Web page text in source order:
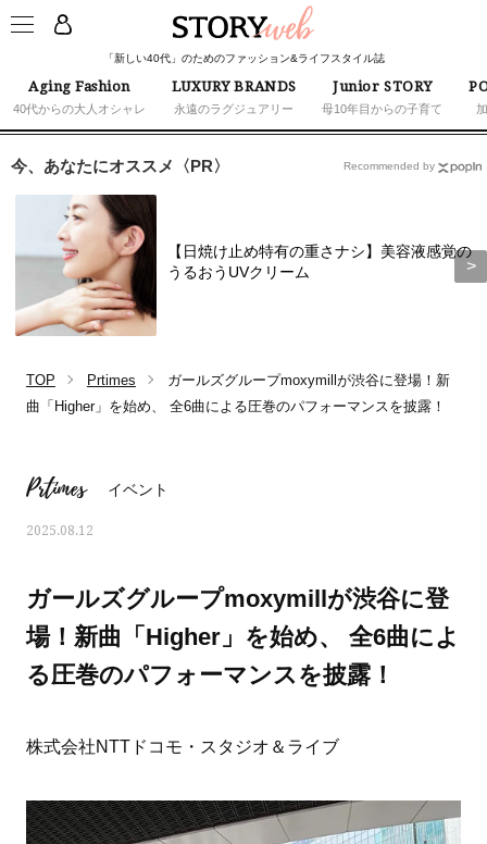
「新しい40代」のためのファッション&ライフスタイル誌
Aging Fashion
40代からの大人オシャレ
LUXURY BRANDS
永遠のラグジュアリー
Junior STORY
母10年目からの子育て
今、あなたにオススメ〈PR〉
【日焼け止め特有の重さナシ】美容液感覚の
うるおうUVクリーム
Recommended by
TOP Prtimes
ガールズグループmoxymillが渋谷に登場！新
曲「Higher」を始め、 全6曲による圧巻のパフォーマンスを披露！
Prtimes イベント
2025.08.12
ガールズグループmoxymillが渋谷に登
場！新曲「Higher」を始め、 全6曲によ
る圧巻のパフォーマンスを披露！
株式会社NTTドコモ・スタジオ＆ライブ